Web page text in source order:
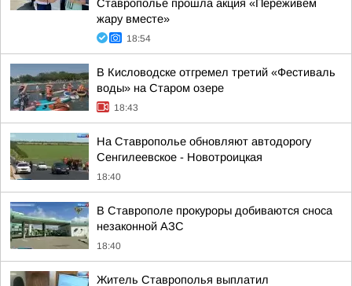
Ставрополье прошла акция «Переживем
жару вместе»
18:54
В Кисловодске отгремел третий «Фестиваль
воды» на Старом озере
18:43
На Ставрополье обновляют автодорогу
Сенгилеевское - Новотроицкая
18:40
В Ставрополе прокуроры добиваются сноса
незаконной АЗС
18:40
Житель Ставрополья выплатил